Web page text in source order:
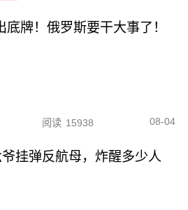
牌！俄罗斯要干大事了！
阅读 15938 08-04
爷挂弹反航母，炸醒多少人